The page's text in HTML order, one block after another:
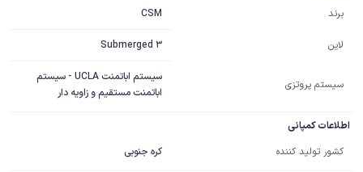
برند
CSM
لاین Submerged 3
سیستم پروتزی
سیستم اباتمنت UCLA - سیستم
اباتمنت مستقیم و زاویه دار
اطلاعات کمپانی
کشور تولید کننده
کره جنوبی